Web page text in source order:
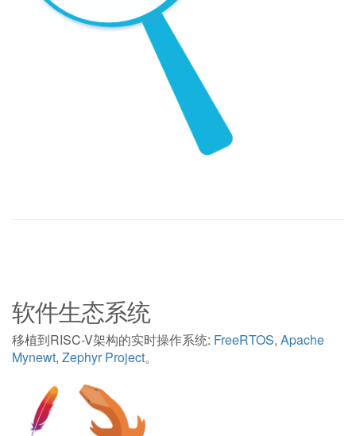
软件生态系统
移植到RISC-V架构的实时操作系统: FreeRTOS, Apache
Mynewt, Zephyr Project。